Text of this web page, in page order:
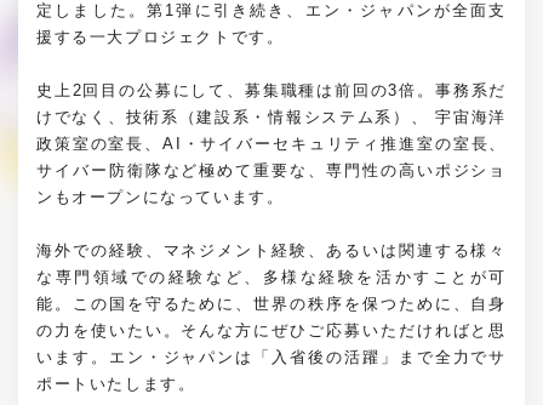
定しました。第1弾に引き続き、エン・ジャパンが全面支
援する一大プロジェクトです。
史上2回目の公募にして、募集職種は前回の3倍。事務系だ
けでなく、技術系（建設系・情報システム系）、 宇宙海洋
政策室の室長、AI・サイバーセキュリティ推進室の室長、
サイバー防衛隊など極めて重要な、専門性の高いポジショ
ンもオープンになっています。
海外での経験、マネジメント経験、あるいは関連する様々
な専門領域での経験など、多様な経験を活かすことが可
能。この国を守るために、世界の秩序を保つために、自身
の力を使いたい。そんな方にぜひご応募いただければと思
います。エン・ジャパンは「入省後の活躍」まで全力でサ
ポートいたします。